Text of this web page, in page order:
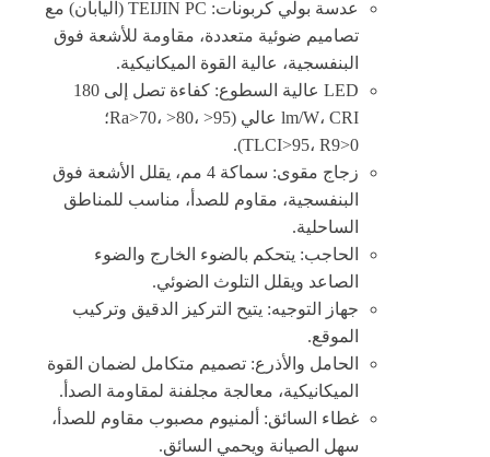
عدسة بولي كربونات: TEIJIN PC (اليابان) مع
تصاميم ضوئية متعددة، مقاومة للأشعة فوق
البنفسجية، عالية القوة الميكانيكية.
LED عالية السطوع: كفاءة تصل إلى 180
lm/W، CRI عالي (Ra>70، >80، >95؛
TLCI>95، R9>0).
زجاج مقوى: سماكة 4 مم، يقلل الأشعة فوق
البنفسجية، مقاوم للصدأ، مناسب للمناطق
الساحلية.
الحاجب: يتحكم بالضوء الخارج والضوء
الصاعد ويقلل التلوث الضوئي.
جهاز التوجيه: يتيح التركيز الدقيق وتركيب
الموقع.
الحامل والأذرع: تصميم متكامل لضمان القوة
الميكانيكية، معالجة مجلفنة لمقاومة الصدأ.
غطاء السائق: ألمنيوم مصبوب مقاوم للصدأ،
سهل الصيانة ويحمي السائق.